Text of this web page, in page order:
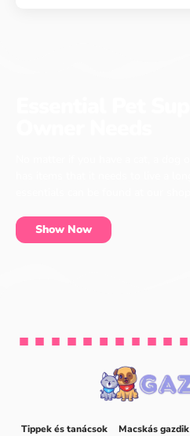
Show Now
Tippek és tanácsok Macskás gazdik